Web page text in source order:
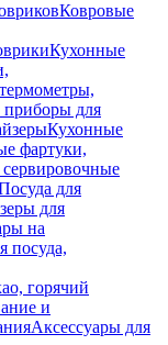
Ковровые
Кухонные
для
Кухонные
фартуки,
для
для
на
посуда,
горячий
и
Аксессуары для